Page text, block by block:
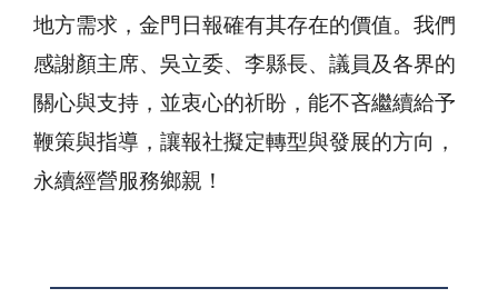
地方需求，金門日報確有其存在的價值。我們
感謝顏主席、吳立委、李縣長、議員及各界的
關心與支持，並衷心的祈盼，能不吝繼續給予
鞭策與指導，讓報社擬定轉型與發展的方向，
永續經營服務鄉親！